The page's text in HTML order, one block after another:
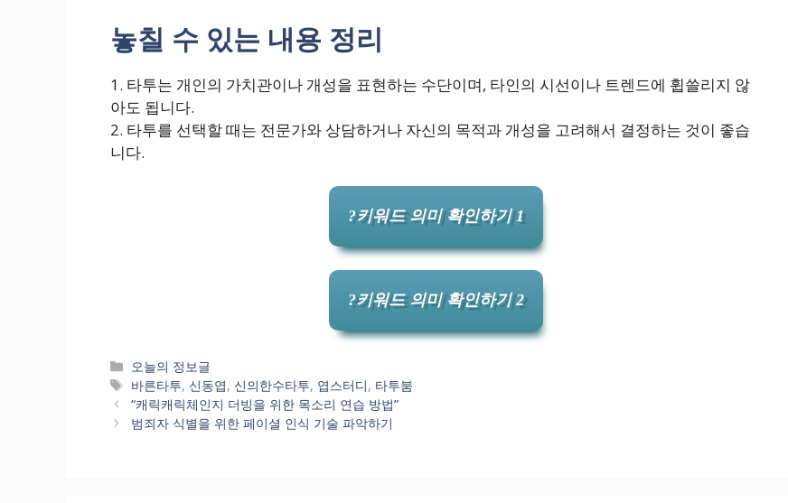
놓칠 수 있는 내용 정리
1. 타투는 개인의 가치관이나 개성을 표현하는 수단이며, 타인의 시선이나 트렌드에 휩쓸리지 않
아도 됩니다.
2. 타투를 선택할 때는 전문가와 상담하거나 자신의 목적과 개성을 고려해서 결정하는 것이 좋습
니다.
?키워드 의미 확인하기 1
?키워드 의미 확인하기 2
카
테
고
리
오늘의 정보글
태
그
바른타투, 신동엽, 신의한수타투, 엽스터디, 타투붐
“캐릭캐릭체인지 더빙을 위한 목소리 연습 방법”
범죄자 식별을 위한 페이셜 인식 기술 파악하기